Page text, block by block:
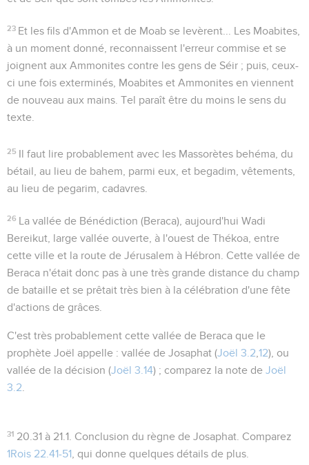
23 Et les fils d'Ammon et de Moab se levèrent...
Les Moabites,
à un moment donné, reconnaissent l'erreur commise et se
joignent aux Ammonites contre les gens de Séir ; puis, ceux-
ci une fois exterminés, Moabites et Ammonites en viennent
de nouveau aux mains. Tel paraît être du moins le sens du
texte.
25 Il faut lire probablement avec les Massorètes behéma , du
bétail, au lieu de bahem , parmi eux, et begadim , vêtements,
au lieu de pegarim , cadavres.
26 La vallée de Bénédiction (Beraca), aujourd'hui Wadi
Bereikut, large vallée ouverte, à l'ouest de Thékoa, entre
cette ville et la route de Jérusalem à Hébron. Cette vallée de
Beraca n'était donc pas à une très grande distance du champ
de bataille et se prêtait très bien à la célébration d'une fête
d'actions de grâces.
C'est très probablement cette vallée de Beraca que le
prophète Joël appelle : vallée de Josaphat (Joël 3.2 12), ou
vallée de la décision (Joël 3.14) ; comparez la note de Joël
3.2
31 20.31 à 21.1 . Conclusion du règne de Josaphat. Comparez
1Rois 22.41-51 , qui donne quelques détails de plus.